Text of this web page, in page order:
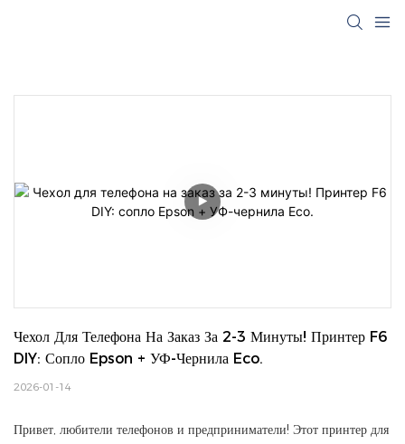
Чехол Для Телефона На Заказ За 2-3 Минуты! Принтер F6
DIY: Сопло Epson + УФ-Чернила Eco.
2026-01-14
Привет, любители телефонов и предприниматели! Этот принтер для